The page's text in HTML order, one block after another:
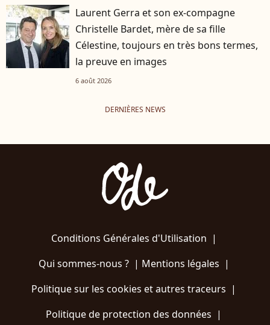
Laurent Gerra et son ex-compagne
Christelle Bardet, mère de sa fille
Célestine, toujours en très bons termes,
la preuve en images
6 août 2026
DERNIÈRES NEWS
Conditions Générales d'Utilisation |
Qui sommes-nous ?| Mentions légales |
Politique sur les cookies et autres traceurs |
Politique de protection des données |